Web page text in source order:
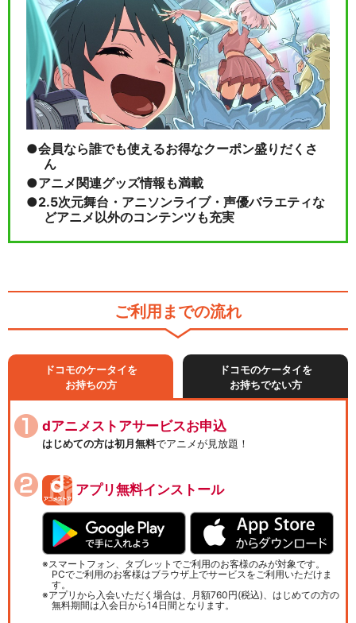
会員なら誰でも使えるお得なクーポン盛りだくさ
ん
アニメ関連グッズ情報も満載
2.5次元舞台・アニソンライブ・声優バラエティな
どアニメ以外のコンテンツも充実
ご利用までの流れ
ドコモのケータイを
お持ちの方
ドコモのケータイを
お持ちでない方
dアニメストアサービスお申込
はじめての方は初月無料でアニメが見放題！
アプリ無料インストール
スマートフォン、タブレットでご利用のお客様のみが対象です。
PCでご利用のお客様はブラウザ上でサービスをご利用いただけま
す。
アプリから入会いただく場合は、月額760円(税込)、はじめての方の
無料期間は入会日から14日間となります。